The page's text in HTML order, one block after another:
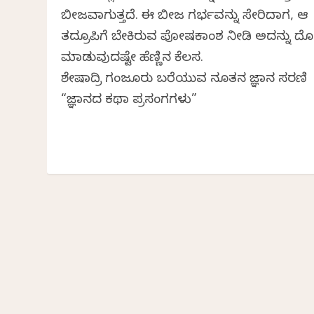
ಬೀಜವಾಗುತ್ತದೆ. ಈ ಬೀಜ ಗರ್ಭವನ್ನು ಸೇರಿದಾಗ, ಆ
ತದ್ರೂಪಿಗೆ ಬೇಕಿರುವ ಪೋಷಕಾಂಶ ನೀಡಿ ಅದನ್ನು
ಮಾಡುವುದಷ್ಟೇ ಹೆಣ್ಣಿನ ಕೆಲಸ.
ಶೇಷಾದ್ರಿ ಗಂಜೂರು ಬರೆಯುವ ನೂತನ ವಿಜ್ಞಾನ ಸರಣಿ
“ವಿಜ್ಞಾನದ ಕಥಾ ಪ್ರಸಂಗಗಳು”